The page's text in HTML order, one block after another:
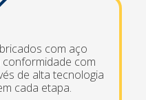
com aço
com
de alta tecnologia
cada etapa.